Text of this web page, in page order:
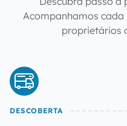
Acompanhamos
proprietários
DESCOBERTA